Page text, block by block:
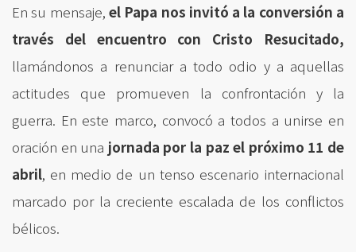
En su mensaje, el Papa nos invitó a la conversión a
través del encuentro con Cristo Resucitado,
llamándonos a renunciar a todo odio y a aquellas
actitudes que promueven la confrontación y la
guerra. En este marco, convocó a todos a unirse en
oración en una jornada por la paz el próximo 11 de
abril, en medio de un tenso escenario internacional
marcado por la creciente escalada de los conflictos
bélicos.